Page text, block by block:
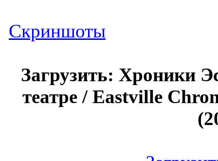
Скриншоты
Загрузить: Хроники
театре / Eastville